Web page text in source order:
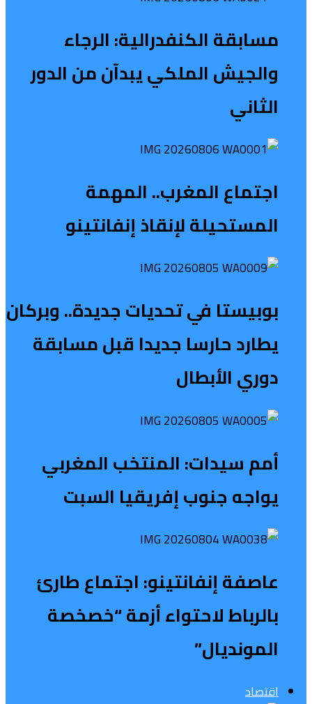
مسابقة الكنفدرالية: الرجاء
والجيش الملكي يبدآن من الدور
الثاني
اجتماع المغرب.. المهمة
المستحيلة لإنقاذ إنفانتينو
بوبيستا في تحديات جديدة.. وبركان
يطارد حارسا جديدا قبل مسابقة
دوري الأبطال
أمم سيدات: المنتخب المغربي
يواجه جنوب إفريقيا السبت
عاصفة إنفانتينو: اجتماع طارئ
بالرباط لاحتواء أزمة “خصخصة
المونديال”
اقتصاد